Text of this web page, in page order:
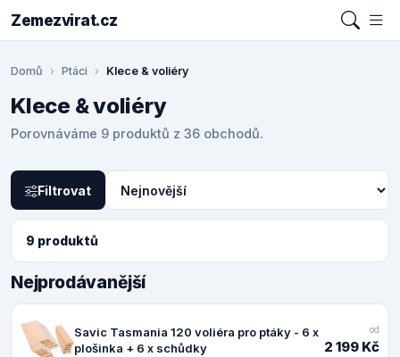
Zemezvirat.cz
Domů Ptáci Klece & voliéry
Klece & voliéry
Porovnáváme 9 produktů z 36 obchodů.
Filtrovat
9 produktů
Nejprodávanější
Savic Tasmania 120 voliéra pro ptáky - 6 x
plošinka + 6 x schůdky
od
2 199 Kč